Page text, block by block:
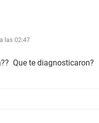
las 02:47
Que te diagnosticaron?